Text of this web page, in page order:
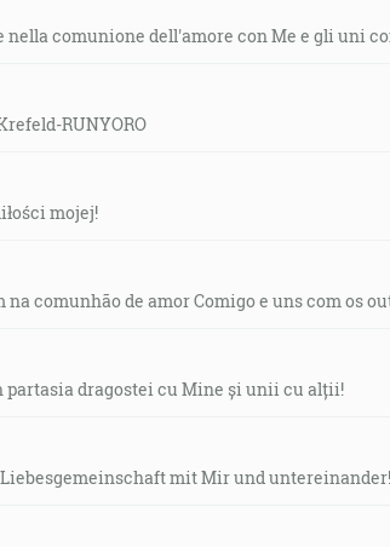
nella comunione dell'amore con Me e gli uni
RUNYORO
mojej!
na comunhão de amor Comigo e uns com os
partasia dragostei cu Mine și unii cu alții!
Liebesgemeinschaft mit Mir und untereinander!